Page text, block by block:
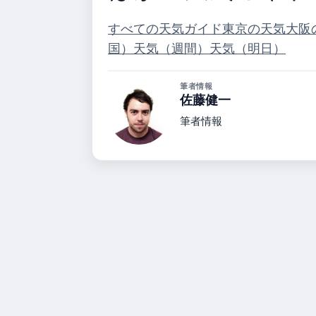
すべての天気ガイド東京の天気大阪
国） 天気（週間） 天気（明日）
筆者情報
佐藤健一
筆者情報